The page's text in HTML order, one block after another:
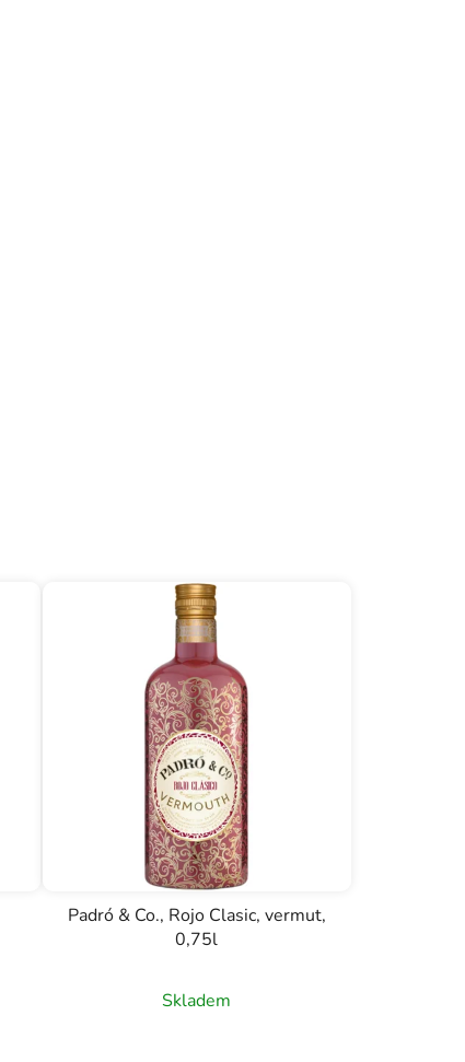
Padró & Co., Rojo Clasic, vermut,
0,75l
Skladem